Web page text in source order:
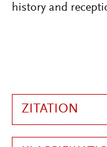
history and
ZITATION